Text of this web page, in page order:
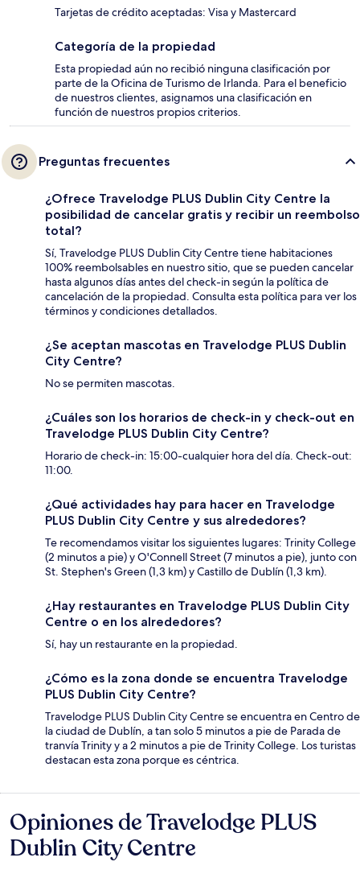
Tarjetas de crédito aceptadas: Visa y Mastercard
Categoría de la propiedad
Esta propiedad aún no recibió ninguna clasificación por
parte de la Oficina de Turismo de Irlanda. Para el beneficio
de nuestros clientes, asignamos una clasificación en
función de nuestros propios criterios.
Preguntas frecuentes
¿Ofrece Travelodge PLUS Dublin City Centre la
posibilidad de cancelar gratis y recibir un reembolso
total?
Sí, Travelodge PLUS Dublin City Centre tiene habitaciones
100% reembolsables en nuestro sitio, que se pueden cancelar
hasta algunos días antes del check-in según la política de
cancelación de la propiedad. Consulta esta política para ver los
términos y condiciones detallados.
¿Se aceptan mascotas en Travelodge PLUS Dublin
City Centre?
No se permiten mascotas.
¿Cuáles son los horarios de check-in y check-out en
Travelodge PLUS Dublin City Centre?
Horario de check-in: 15:00-cualquier hora del día. Check-out:
11:00.
¿Qué actividades hay para hacer en Travelodge
PLUS Dublin City Centre y sus alrededores?
Te recomendamos visitar los siguientes lugares: Trinity College
(2 minutos a pie) y O'Connell Street (7 minutos a pie), junto con
St. Stephen's Green (1,3 km) y Castillo de Dublín (1,3 km).
¿Hay restaurantes en Travelodge PLUS Dublin City
Centre o en los alrededores?
Sí, hay un restaurante en la propiedad.
¿Cómo es la zona donde se encuentra Travelodge
PLUS Dublin City Centre?
Travelodge PLUS Dublin City Centre se encuentra en Centro de
la ciudad de Dublín, a tan solo 5 minutos a pie de Parada de
tranvía Trinity y a 2 minutos a pie de Trinity College. Los turistas
destacan esta zona porque es céntrica.
Opiniones
Opiniones de Travelodge PLUS
Dublin City Centre